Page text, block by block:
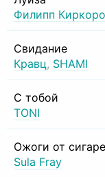
Филипп
Свидание
Кравц, SHAMI
С тобой
TONI
Ожоги от
Sula Fray